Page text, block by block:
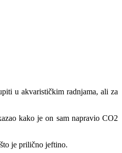
u akvarističkim radnjama, ali za
kako je on sam napravio CO2
je prilično jeftino.